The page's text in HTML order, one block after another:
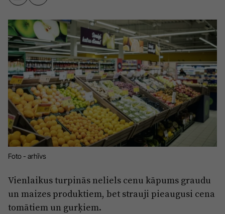
Drošība
Pierīga
Ādaži
Ķekava
Mārupe
Olaine
Salaspils
Saulkrasti
Projekti
Mediju atbalsta fonds
Zivju fonds
Zaļā nākotne
Iedvesmai nav vecuma
Kodols
Foto - arhīvs
Vienlaikus turpinās neliels cenu kāpums graudu
un maizes produktiem, bet strauji pieaugusi cena
tomātiem un gurķiem.